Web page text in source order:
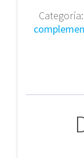
Categoría: